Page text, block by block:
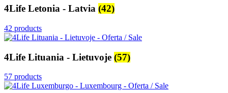
4Life Letonia - Latvia (42)
42 products
4Life Lituania - Lietuvoje (57)
57 products